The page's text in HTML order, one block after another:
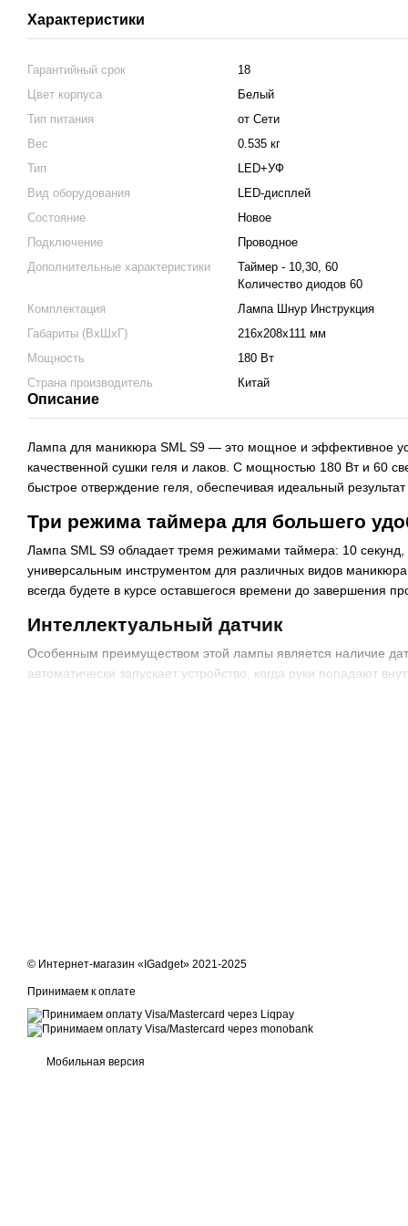
Характеристики
Гарантийный срок
18
Цвет корпуса
Белый
Тип питания
от Сети
Вес
0.535 кг
Тип
LED+УФ
Вид оборудования
LED-дисплей
Состояние
Новое
Подключение
Проводное
Дополнительные характеристики
Таймер - 10,30, 60
Количество диодов 60
Комплектация
Лампа Шнур Инструкция
Габариты (ВхШхГ)
216х208х111 мм
Мощность
180 Вт
Страна производитель
Китай
Описание
Лампа для маникюра SML S9 — это мощное и эффективное
качественной сушки геля и лаков. С мощностью 180 Вт и 60
быстрое отверждение геля, обеспечивая идеальный
Три режима таймера для большего
Лампа SML S9 обладает тремя режимами таймера: 10 секунд,
универсальным инструментом для различных видов
всегда будете в курсе оставшегося времени до завершения
Интеллектуальный датчик
Особенным преимуществом этой лампы является наличие
автоматически запускает устройство, когда руки попадают
© Интернет-магазин «IGadget» 2021-2025
Принимаем к оплате
Мобильная версия